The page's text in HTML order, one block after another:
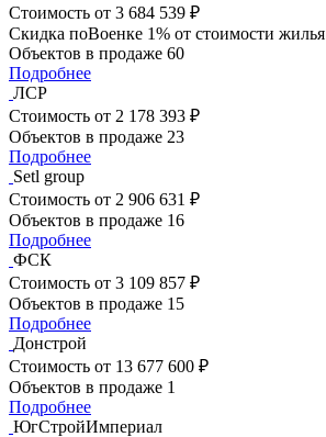
Стоимость от 3 684 539 ₽
Скидка поВоенке 1% от стоимости жилья
Объектов в продаже 60
Подробнее
ЛСР
Стоимость от 2 178 393 ₽
Объектов в продаже 23
Подробнее
Setl group
Стоимость от 2 906 631 ₽
Объектов в продаже 16
Подробнее
ФСК
Стоимость от 3 109 857 ₽
Объектов в продаже 15
Подробнее
Донстрой
Стоимость от 13 677 600 ₽
Объектов в продаже 1
Подробнее
ЮгСтройИмпериал